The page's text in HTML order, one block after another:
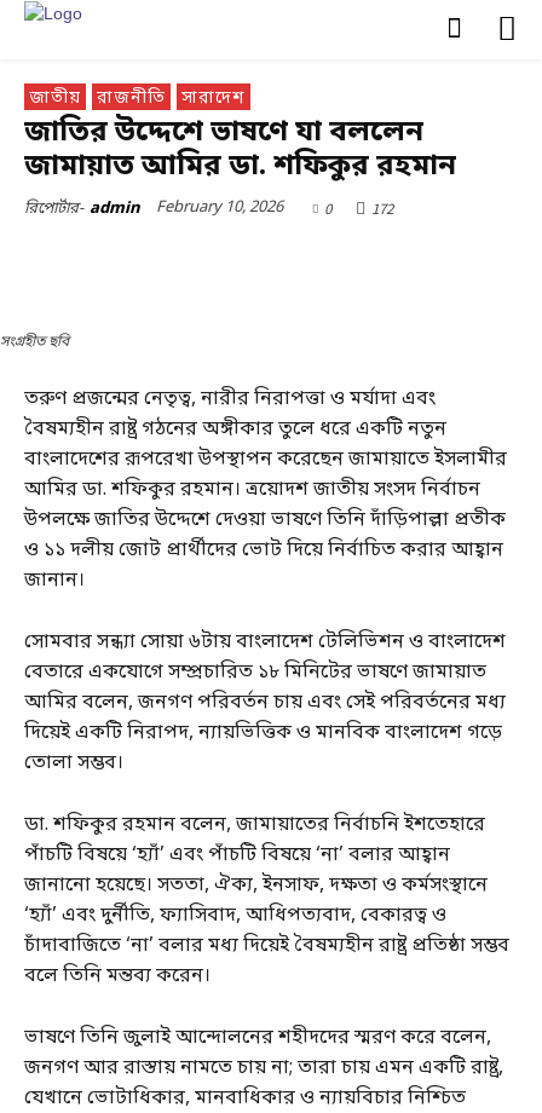
জাতীয় রাজনীতি সারাদেশ
জাতির উদ্দেশে ভাষণে যা বললেন
জামায়াত আমির ডা. শফিকুর রহমান
রিপোর্টার- admin February 10, 2026 0 172
সংগ্রহীত ছবি
তরুণ প্রজন্মের নেতৃত্ব, নারীর নিরাপত্তা ও মর্যাদা এবং
বৈষম্যহীন রাষ্ট্র গঠনের অঙ্গীকার তুলে ধরে একটি নতুন
বাংলাদেশের রূপরেখা উপস্থাপন করেছেন জামায়াতে ইসলামীর
আমির ডা. শফিকুর রহমান। ত্রয়োদশ জাতীয় সংসদ নির্বাচন
উপলক্ষে জাতির উদ্দেশে দেওয়া ভাষণে তিনি দাঁড়িপাল্লা প্রতীক
ও ১১ দলীয় জোট প্রার্থীদের ভোট দিয়ে নির্বাচিত করার আহ্বান
জানান।
সোমবার সন্ধ্যা সোয়া ৬টায় বাংলাদেশ টেলিভিশন ও বাংলাদেশ
বেতারে একযোগে সম্প্রচারিত ১৮ মিনিটের ভাষণে জামায়াত
আমির বলেন, জনগণ পরিবর্তন চায় এবং সেই পরিবর্তনের মধ্য
দিয়েই একটি নিরাপদ, ন্যায়ভিত্তিক ও মানবিক বাংলাদেশ গড়ে
তোলা সম্ভব।
ডা. শফিকুর রহমান বলেন, জামায়াতের নির্বাচনি ইশতেহারে
পাঁচটি বিষয়ে ‘হ্যাঁ’ এবং পাঁচটি বিষয়ে ‘না’ বলার আহ্বান
জানানো হয়েছে। সততা, ঐক্য, ইনসাফ, দক্ষতা ও কর্মসংস্থানে
‘হ্যাঁ’ এবং দুর্নীতি, ফ্যাসিবাদ, আধিপত্যবাদ, বেকারত্ব ও
চাঁদাবাজিতে ‘না’ বলার মধ্য দিয়েই বৈষম্যহীন রাষ্ট্র প্রতিষ্ঠা সম্ভব
বলে তিনি মন্তব্য করেন।
ভাষণে তিনি জুলাই আন্দোলনের শহীদদের স্মরণ করে বলেন,
জনগণ আর রাস্তায় নামতে চায় না; তারা চায় এমন একটি রাষ্ট্র,
যেখানে ভোটাধিকার, মানবাধিকার ও ন্যায়বিচার নিশ্চিত